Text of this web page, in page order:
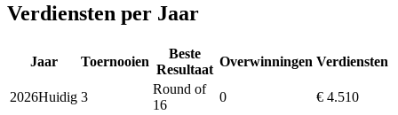
Verdiensten per Jaar
Jaar Toernooien
Beste
Resultaat
Overwinningen Verdiensten
2026Huidig 3
Round of
16
0 € 4.510